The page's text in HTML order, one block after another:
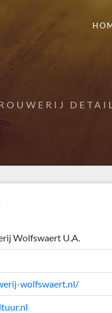
Wolfswaert U.A.
wolfswaert.nl/